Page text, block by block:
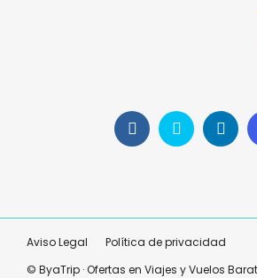
Aviso Legal
Política de privacidad
© ByaTrip · Ofertas en Viajes y Vuelos